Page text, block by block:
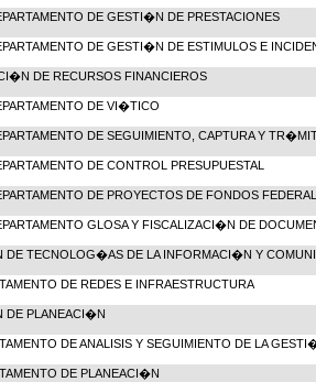
DE GESTI�N DE PRESTACIONES
DE GESTI�N DE ESTIMULOS E
DE RECURSOS FINANCIEROS
DE VI�TICO
DE SEGUIMIENTO, CAPTURA Y
DE CONTROL PRESUPUESTAL
DE PROYECTOS DE FONDOS
GLOSA Y FISCALIZACI�N DE
DE TECNOLOG�AS DE LA INFORMACI�N Y
DE REDES E INFRAESTRUCTURA
DE PLANEACI�N
DE ANALISIS Y SEGUIMIENTO DE LA
DE PLANEACI�N